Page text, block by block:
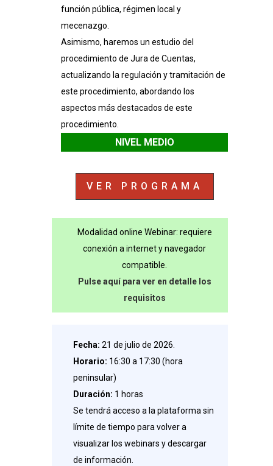
función pública, régimen local y
mecenazgo.
Asimismo, haremos un estudio del
procedimiento de Jura de Cuentas,
actualizando la regulación y tramitación de
este procedimiento, abordando los
aspectos más destacados de este
procedimiento.
NIVEL MEDIO
VER PROGRAMA
Modalidad online Webinar: requiere
conexión a internet y navegador
compatible.
Pulse aquí para ver en detalle los
requisitos
Fecha: 21 de julio de 2026.
Horario: 16:30 a 17:30 (hora
peninsular)
Duración: 1 horas
Se tendrá acceso a la plataforma sin
límite de tiempo para volver a
visualizar los webinars y descargar
de información.